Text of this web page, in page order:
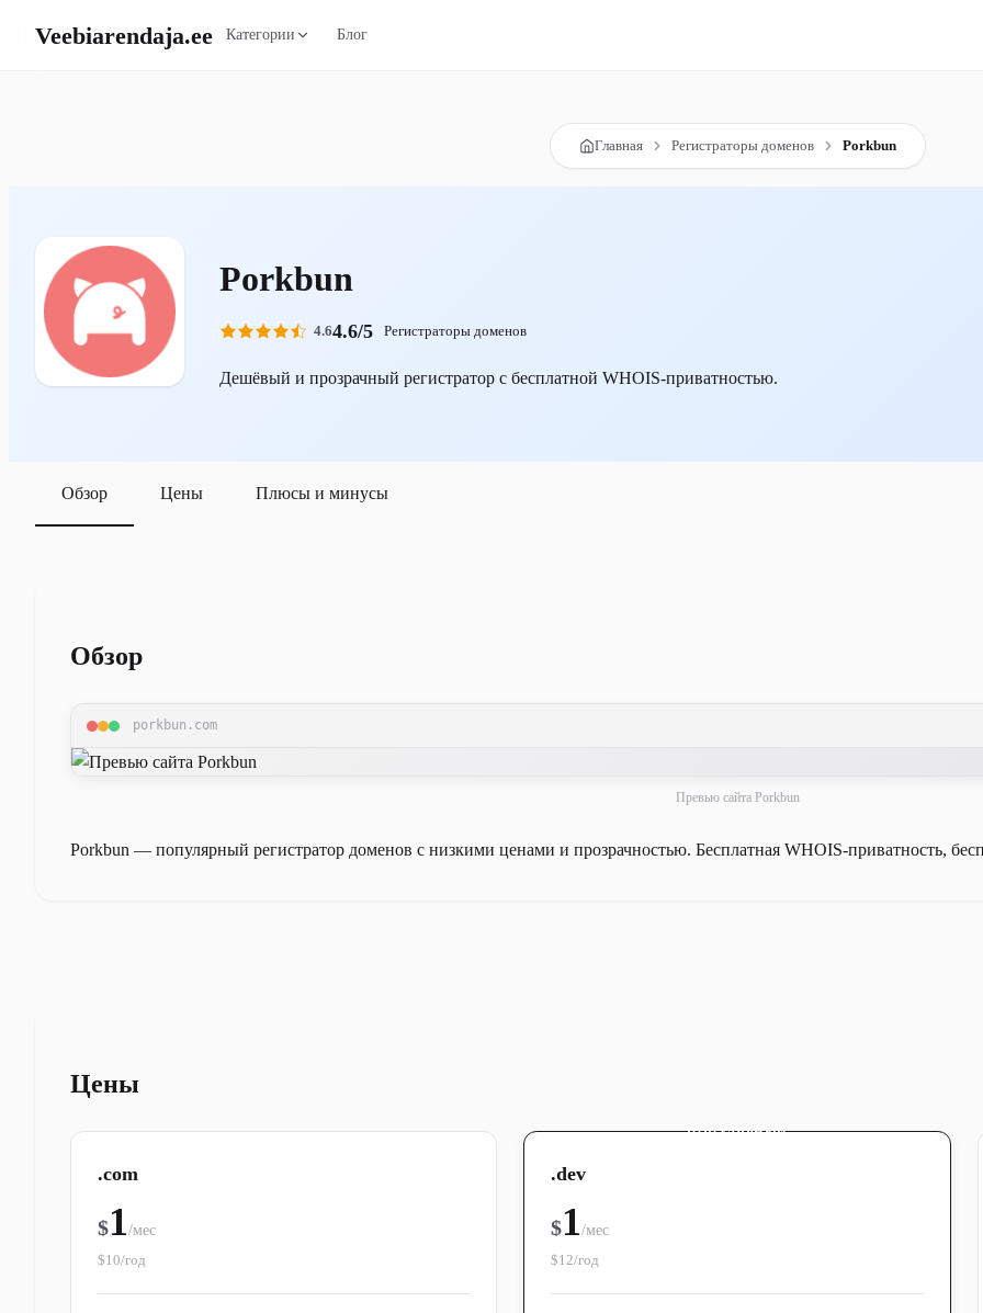
Veebiarendaja.ee Категории Блог
Главная Регистраторы доменов Porkbun
Porkbun
4.64.6/5 Регистраторы доменов
Дешёвый и прозрачный регистратор с бесплатной WHOIS-приватностью.
Обзор Цены Плюсы и минусы
Обзор
porkbun.com
Превью сайта Porkbun
Porkbun — популярный регистратор доменов с низкими ценами и прозрачностью. Бесплатная WHOIS-приватность,
Цены
.com
$1/мес
$10/год
ПОПУЛЯРНЫЙ
.dev
$1/мес
$12/год